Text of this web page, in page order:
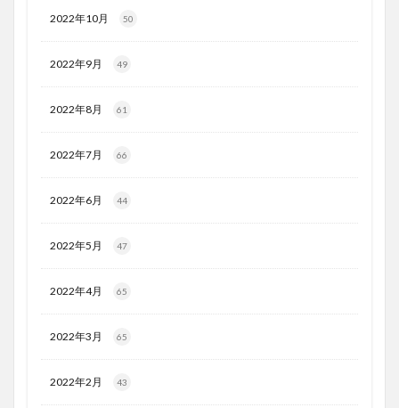
2022年10月 50
2022年9月 49
2022年8月 61
2022年7月 66
2022年6月 44
2022年5月 47
2022年4月 65
2022年3月 65
2022年2月 43